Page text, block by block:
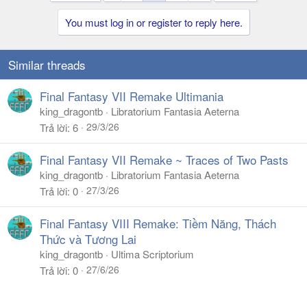
You must log in or register to reply here.
Similar threads
Final Fantasy VII Remake Ultimania
king_dragontb
Libratorium Fantasia Aeterna
Trả lời 6 29/3/26
Final Fantasy VII Remake ~ Traces of Two Pasts
king_dragontb
Libratorium Fantasia Aeterna
Trả lời 0 27/3/26
Final Fantasy VIII Remake: Tiềm Năng, Thách
Thức và Tương Lai
king_dragontb
Ultima Scriptorium
Trả lời 0 27/6/26